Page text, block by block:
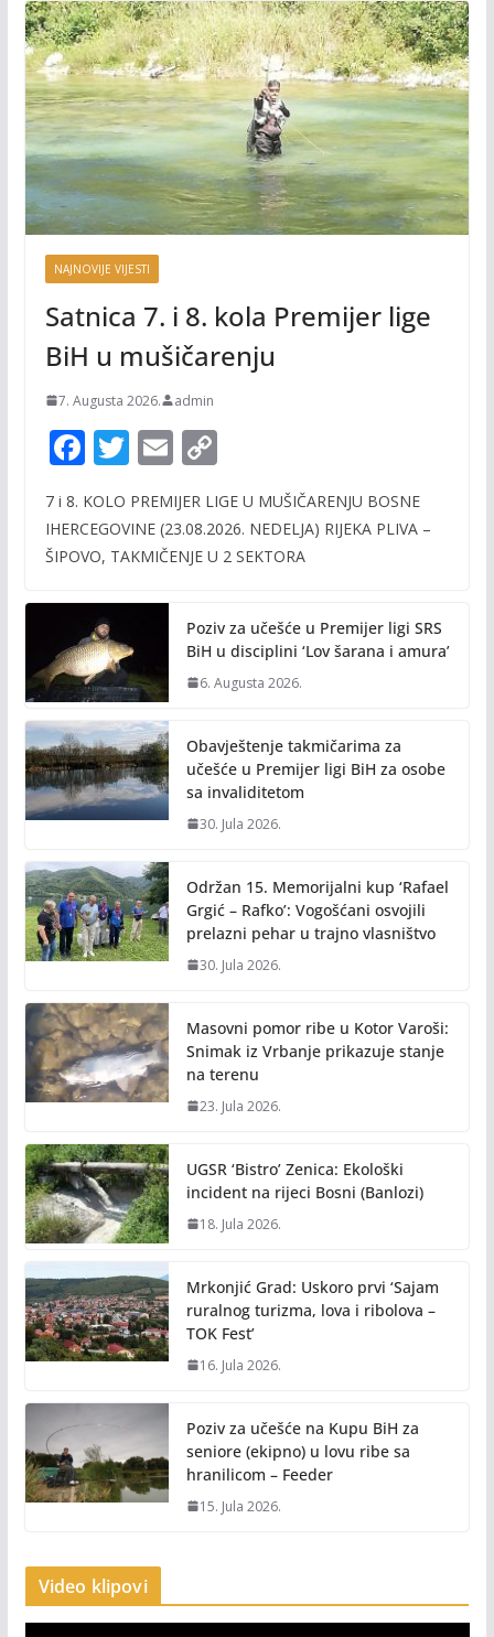
NAJNOVIJE VIJESTI
Satnica 7. i 8. kola Premijer lige
BiH u mušičarenju
7. Augusta 2026. admin
F
e
b
o
k
T
itt
er
E
ai
l
C
p
y
n
k
7 i 8. KOLO PREMIJER LIGE U MUŠIČARENJU BOSNE
IHERCEGOVINE (23.08.2026. NEDELJA) RIJEKA PLIVA –
ŠIPOVO, TAKMIČENJE U 2 SEKTORA
Poziv za učešće u Premijer ligi SRS
BiH u disciplini ‘Lov šarana i amura’
6. Augusta 2026.
Obavještenje takmičarima za
učešće u Premijer ligi BiH za osobe
sa invaliditetom
30. Jula 2026.
Održan 15. Memorijalni kup ‘Rafael
Grgić – Rafko’: Vogošćani osvojili
prelazni pehar u trajno vlasništvo
30. Jula 2026.
Masovni pomor ribe u Kotor Varoši:
Snimak iz Vrbanje prikazuje stanje
na terenu
23. Jula 2026.
UGSR ‘Bistro’ Zenica: Ekološki
incident na rijeci Bosni (Banlozi)
18. Jula 2026.
Mrkonjić Grad: Uskoro prvi ‘Sajam
ruralnog turizma, lova i ribolova –
TOK Fest’
16. Jula 2026.
Poziv za učešće na Kupu BiH za
seniore (ekipno) u lovu ribe sa
hranilicom – Feeder
15. Jula 2026.
Video klipovi